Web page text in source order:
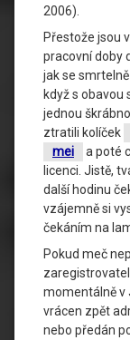
2006).
Přestože jsou
pracovní doby
jak se
když s obavou
jednou
ztratili kolíček
mei
a poté
licenci. Jistě,
další hodinu
vzájemně si
čekáním na
Pokud meč
momentálně v
vrácen zpět
nebo předán